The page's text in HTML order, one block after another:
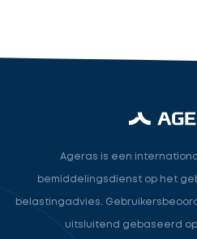
Ageras is een
bemiddelingsdienst op het
belastingadvies.
uitsluitend gebaseerd